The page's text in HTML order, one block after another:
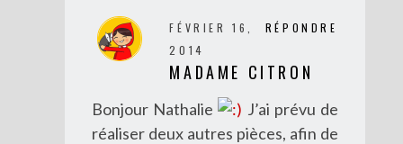
RÉPONDRE
FÉVRIER 16,
2014
MADAME CITRON
Bonjour Nathalie
J’ai prévu de
réaliser deux autres pièces, afin de